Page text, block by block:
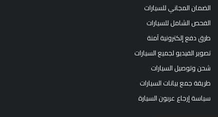
الضمان المجاني للسيارات
الفحص الشامل للسيارات
طرق دفع إلكترونية آمنة
تصوير الفيديو لجميع السيارات
شحن وتوصيل السيارات
طريقة جمع بيانات السيارات
سياسة إرجاع عربون السيارة